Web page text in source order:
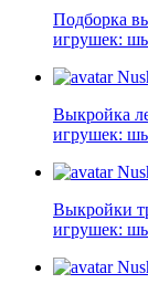
Подборка
игрушек:
Выкройка
игрушек:
Выкройки
игрушек: